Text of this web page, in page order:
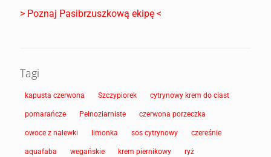
> Poznaj Pasibrzuszkową ekipę <
Tagi
kapusta czerwona Szczypiorek cytrynowy krem do ciast
pomarańcze Pełnoziarniste czerwona porzeczka
owoce z nalewki limonka sos cytrynowy czereśnie
aquafaba wegańskie krem piernikowy ryż